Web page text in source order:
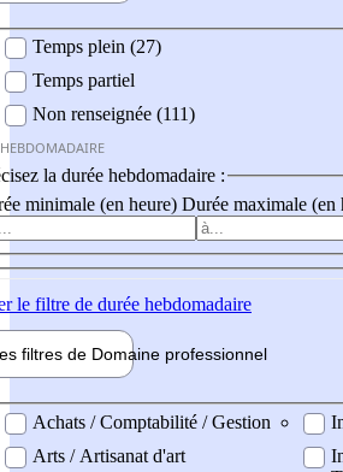
Temps plein (27)
Temps partiel
Non renseignée (111)
la durée hebdomadaire :
minimale (en heure) Durée maximale (en
le filtre de durée hebdomadaire
filtres de Domaine professionnel
professionel
Achats / Comptabilité / Gestion
Arts / Artisanat d'art